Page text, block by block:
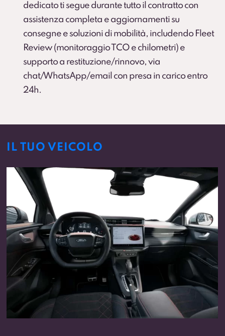
dedicato ti segue durante tutto il contratto con
assistenza completa e aggiornamenti su
consegne e soluzioni di mobilità, includendo Fleet
Review (monitoraggio TCO e chilometri) e
supporto a restituzione/rinnovo, via
chat/WhatsApp/email con presa in carico entro
24h.
IL TUO VEICOLO